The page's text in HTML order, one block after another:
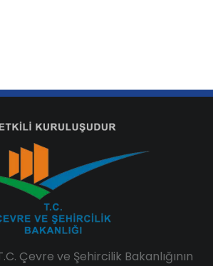
Çevre ve Şehircilik Bakanlığının